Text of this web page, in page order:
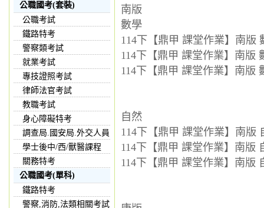
公職國考(套裝)
公職考試
鐵路特考
警察類考試
就業考試
專技證照考試
律師法官考試
教職考試
身心障礙特考
調查局.國安局.外交人員
學士後中/西/獸醫課程
關務特考
公職國考(單科)
鐵路特考
警察,消防,法類相關考試
南版
數學
114下【鼎甲 課堂作業】南版
114下【鼎甲 課堂作業】南版
114下【鼎甲 課堂作業】南版
自然
114下【鼎甲 課堂作業】南版
114下【鼎甲 課堂作業】南版
114下【鼎甲 課堂作業】南版